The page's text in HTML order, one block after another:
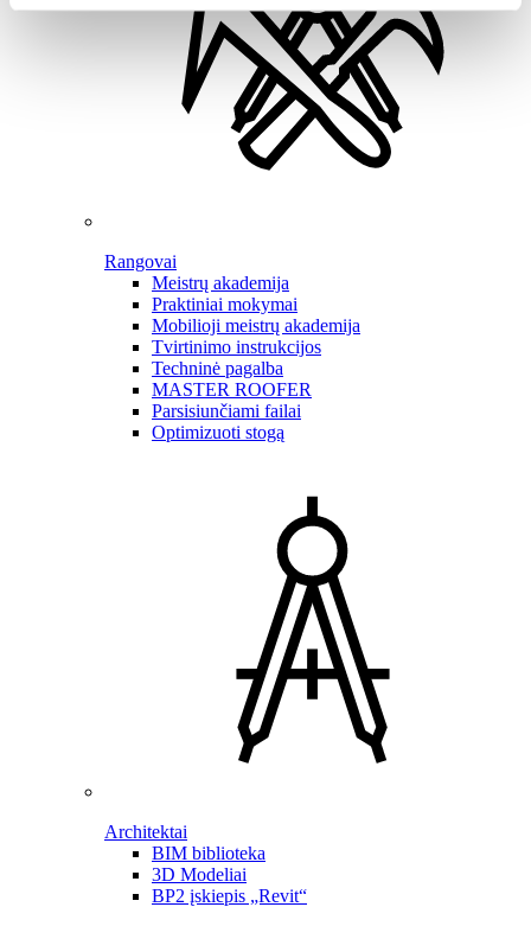
Rangovai
Meistrų akademija
Praktiniai mokymai
Mobilioji meistrų akademija
Tvirtinimo instrukcijos
Techninė pagalba
MASTER ROOFER
Parsisiunčiami failai
Optimizuoti stogą
Architektai
BIM biblioteka
3D Modeliai
BP2 įskiepis „Revit“